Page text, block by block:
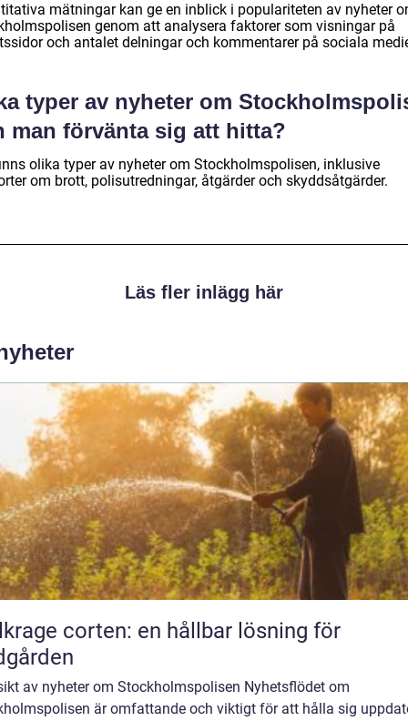
mätningar kan ge en inblick i populariteten av nyheter
genom att analysera faktorer som visningar på
och antalet delningar och kommentarer på sociala
typer av nyheter om
man förvänta sig att hitta?
olika typer av nyheter om Stockholmspolisen, inklusive
om brott, polisutredningar, åtgärder och skyddsåtgärder.
Läs fler inlägg här
corten: en hållbar lösning för
av nyheter om Stockholmspolisen Nyhetsflödet om
är omfattande och viktigt för att hålla sig